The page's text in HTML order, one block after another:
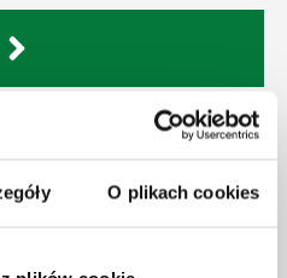
O plikach cookies
WODNE?
Na czym dokładniej ono